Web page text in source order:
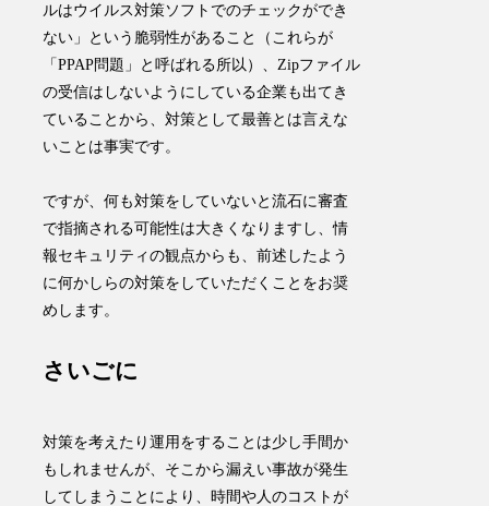
ルはウイルス対策ソフトでのチェックができ
ない」という脆弱性があること（これらが
「PPAP問題」と呼ばれる所以）、Zipファイル
の受信はしないようにしている企業も出てき
ていることから、対策として最善とは言えな
いことは事実です。
ですが、何も対策をしていないと流石に審査
で指摘される可能性は大きくなりますし、情
報セキュリティの観点からも、前述したよう
に何かしらの対策をしていただくことをお奨
めします。
さいごに
対策を考えたり運用をすることは少し手間か
もしれませんが、そこから漏えい事故が発生
してしまうことにより、時間や人のコストが